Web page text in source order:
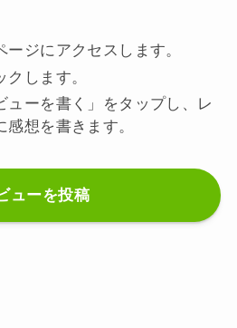
ージにアクセスします。
します。
ューを書く」をタップし、レ
想を書きます。
ューを投稿